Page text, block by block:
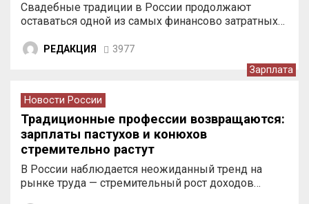
Свадебные традиции в России продолжают
оставаться одной из самых финансово затратных…
РЕДАКЦИЯ 3977
Зарплата
Новости России
Традиционные профессии возвращаются:
зарплаты пастухов и конюхов
стремительно растут
В России наблюдается неожиданный тренд на
рынке труда — стремительный рост доходов…